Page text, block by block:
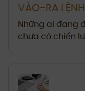
VÀO-RA LỆNH
Những ai đang
chưa có chiến